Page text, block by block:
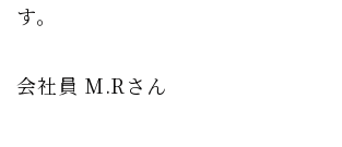
す。
会社員 M.Rさん